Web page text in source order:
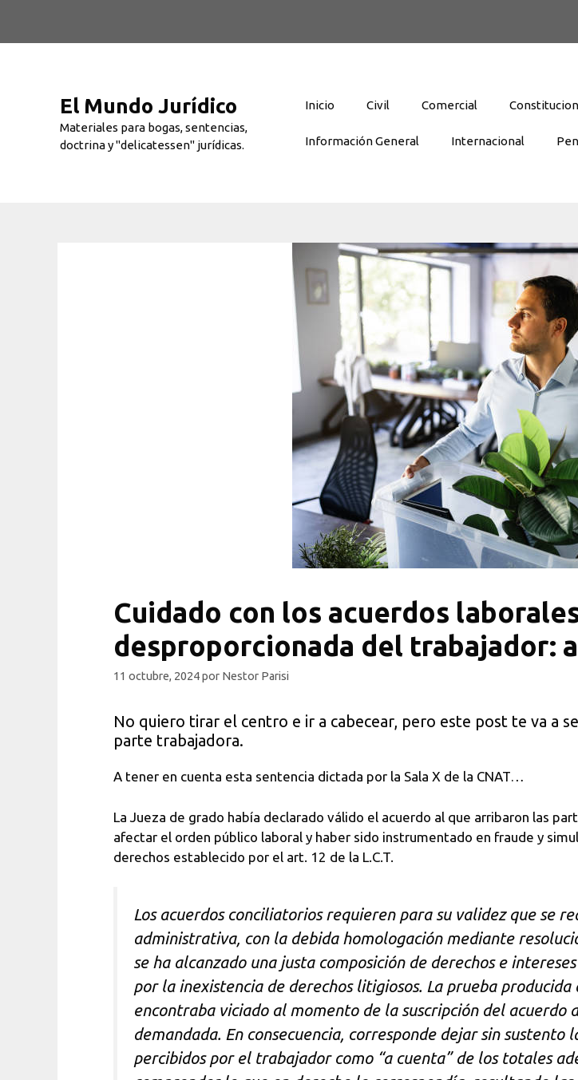
El Mundo Jurídico
Materiales para bogas, sentencias,
doctrina y "delicatessen" jurídicas.
Inicio Civil Comercial
Información General Internacional
Cuidado con los acuerdos
desproporcionada del trabajador:
11 octubre, 2024por Nestor Parisi
No quiero tirar el centro e ir a cabecear, pero este post te va a
parte trabajadora.
A tener en cuenta esta sentencia dictada por la Sala X de la CNAT…
La Jueza de grado había declarado válido el acuerdo al que arribaron las
afectar el orden público laboral y haber sido instrumentado en fraude y
derechos establecido por el art. 12 de la L.C.T.
Los acuerdos conciliatorios requieren para su validez que se
administrativa, con la debida homologación mediante
se ha alcanzado una justa composición de derechos e
por la inexistencia de derechos litigiosos. La prueba
encontraba viciado al momento de la suscripción del
demandada. En consecuencia, corresponde dejar sin
percibidos por el trabajador como “a cuenta” de los totales